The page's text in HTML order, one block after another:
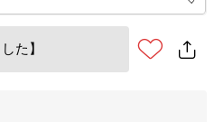
た】